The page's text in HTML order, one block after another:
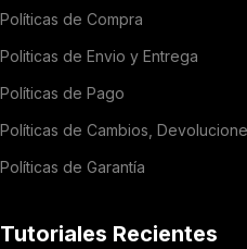
Políticas de Compra
Politicas de Envio y Entrega
Políticas de Pago
Políticas de Cambios,
Políticas de Garantía
Tutoriales Recientes